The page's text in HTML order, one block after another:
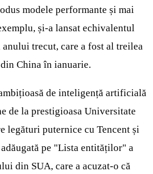
modele performante și mai
și-a lansat echivalentul
trecut, care a fost al treilea
China în ianuarie.
de inteligență artificială
de la prestigioasa Universitate
legături puternice cu Tencent și
pe "Lista entităților" a
din SUA, care a acuzat-o că